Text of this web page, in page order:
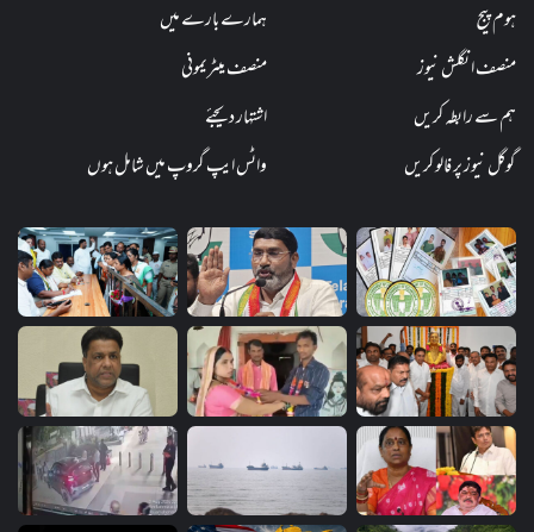
ہوم پیج
ہمارے بارے میں
منصف انگلش نیوز
منصف میٹریمونی
ہم سے رابطہ کریں
اشتہار دیجئے
گوگل نیوز پر فالو کریں
واٹس ایپ گروپ میں شامل ہوں